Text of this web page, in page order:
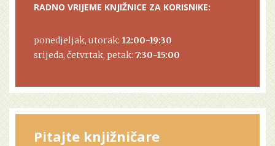
RADNO VRIJEME KNJIŽNICE ZA KORISNIKE:
ponedjeljak, utorak: 12:00-19:30
srijeda, četvrtak, petak: 7:30-15:00
Pitajte knjižničare